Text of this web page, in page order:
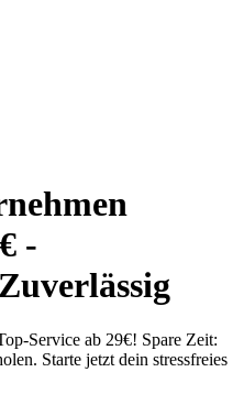
-
Service ab 29€! Spare Zeit:
Starte jetzt dein stressfreies